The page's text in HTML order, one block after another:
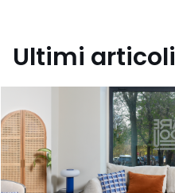
Ultimi articoli